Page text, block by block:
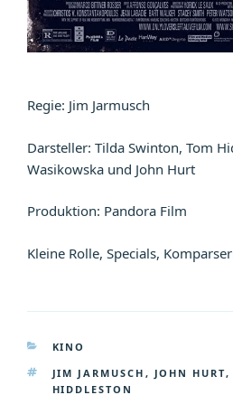
Regie: Jim Jarmusch
Darsteller: Tilda Swinton, Tom
Wasikowska und John Hurt
Produktion: Pandora Film
Kleine Rolle, Specials,
KATEGORIEN
KINO
SCHLAGWÖRTER
JIM JARMUSCH , JOHN HURT,
HIDDLESTON